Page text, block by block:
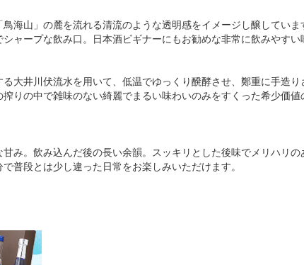
海山」の麓を流れる清流のような透明感をイメージし醸してい
ャープな飲み口。日本酒ビギナーにもお勧めな非常に飲みやすい
大井川伏流水を用いて、低温でゆっくり醗酵させ、鄭重に手造
りの中で雑味のない綺麗でまるい味わいのみをすくった希少価
み。飲み込んだ後の長い余韻。スッキリとした後味でメリハリの
普段とは少し違った日常をお楽しみいただけます。